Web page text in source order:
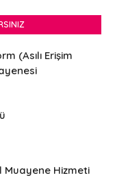
(Asılı Erişim
Hizmeti